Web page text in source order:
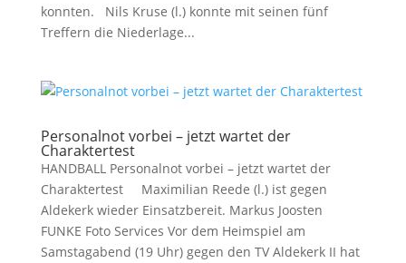
konnten. Nils Kruse (l.) konnte mit seinen fünf
Treffern die Niederlage...
Personalnot vorbei – jetzt wartet der
Charaktertest
HANDBALL Personalnot vorbei – jetzt wartet der
Charaktertest Maximilian Reede (l.) ist gegen
Aldekerk wieder Einsatzbereit. Markus Joosten
FUNKE Foto Services Vor dem Heimspiel am
Samstagabend (19 Uhr) gegen den TV Aldekerk II hat